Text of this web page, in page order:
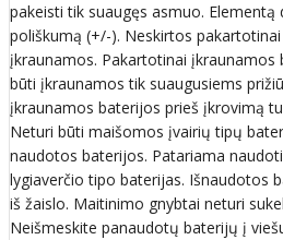
pakeisti tik suaugęs asmuo. Elementą
poliškumą (+/-). Neskirtos
įkraunamos. Pakartotinai įkraunamos
būti įkraunamos tik suaugusiems
įkraunamos baterijos prieš įkrovimą
Neturi būti maišomos įvairių tipų
naudotos baterijos. Patariama
lygiaverčio tipo baterijas. Išnaudotos
iš žaislo. Maitinimo gnybtai neturi
Neišmeskite panaudotų baterijų į